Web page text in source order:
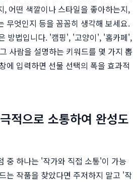
, 어떤 색깔이나 스타일을 좋아하는지,
무엇인지 등을 꼼꼼히 생각해 보세요.
방법입니다. '캠핑', '고양이', '홈카페',
사람을 설명하는 키워드를 몇 가지 뽑
에 입력하면 선물 선택의 폭을 효과적
적으로 소통하여 완성도
중 하나는 '작가와 직접 소통'이 가능
는 작품을 찾았다면 주저하지 말고 '작